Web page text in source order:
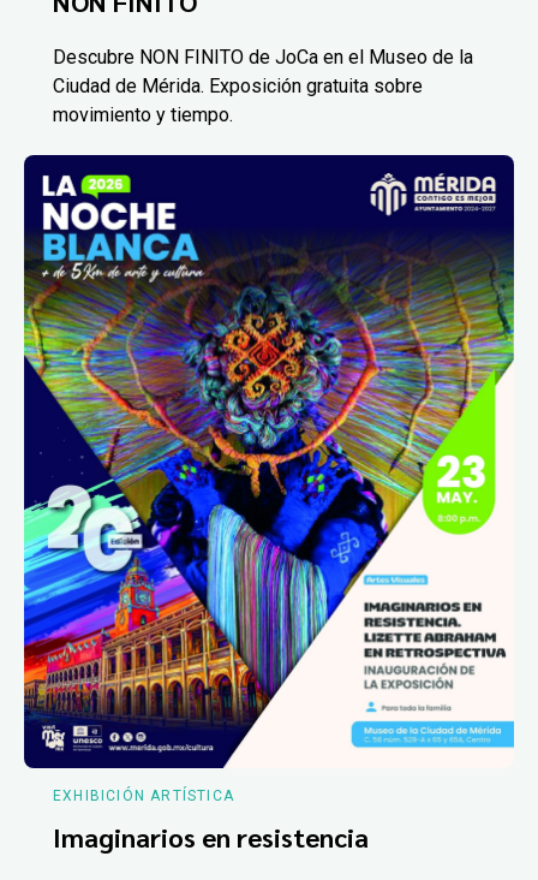
Descubre NON FINITO de JoCa en el Museo de la
Ciudad de Mérida. Exposición gratuita sobre
movimiento y tiempo.
EXHIBICIÓN ARTÍSTICA
Imaginarios en resistencia